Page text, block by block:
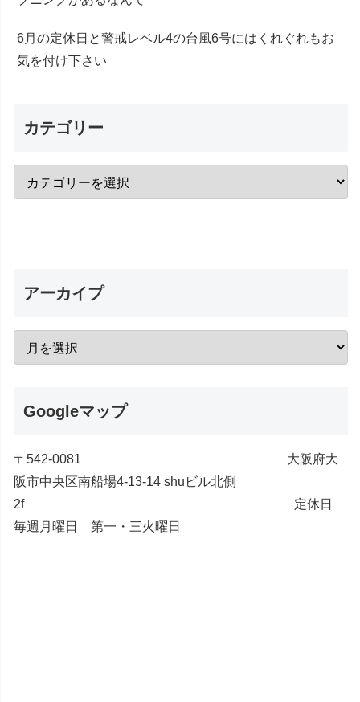
6月の定休日と警戒レベル4の台風6号にはくれぐれもお
気を付け下さい
カテゴリー
アーカイプ
Googleマップ
〒542-0081 大阪府大
阪市中央区南船場4-13-14 shuビル北側
2f 定休日
毎週月曜日 第一・三火曜日